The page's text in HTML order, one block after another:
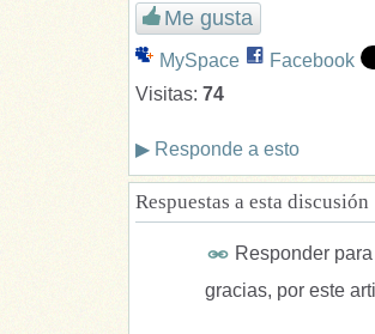
Me gusta
MySpace
Facebook
Visitas: 74
▶ Responde a esto
Respuestas a esta discusión
Responder para
gracias, por este